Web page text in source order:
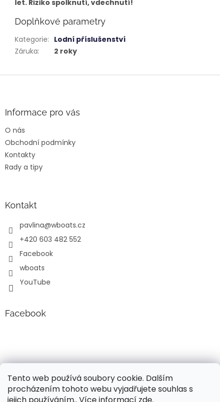
Tento web používá soubory cookie. Dalším
procházením tohoto webu vyjadřujete souhlas s
let. Riziko spolknutí, vdechnutí!
Doplňkové parametry
Kategorie: Lodní příslušenství
Záruka: 2 roky
Informace pro vás
O nás
Obchodní podmínky
Kontakty
Rady a tipy
Kontakt
pavlina@wboats.cz
+420 603 482 552
Facebook
wboats
YouTube
Facebook